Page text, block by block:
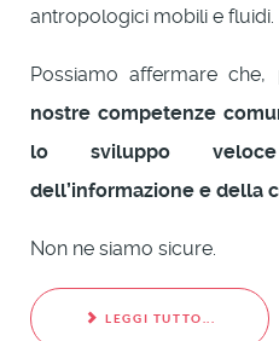
antropologici mobili e fluidi.
Possiamo affermare che,
nostre competenze
lo sviluppo
dell’informazione e della
Non ne siamo sicure.
LEGGI TUTTO...